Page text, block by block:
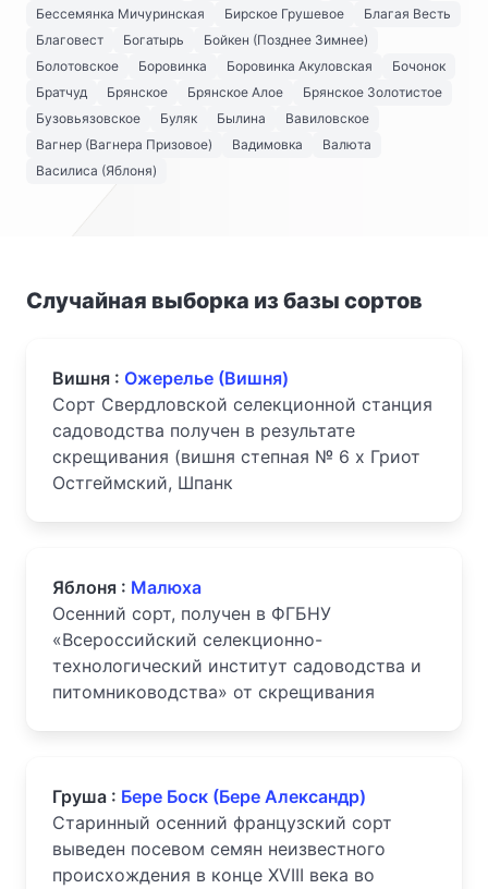
Бессемянка Мичуринская
Бирское Грушевое
Благая Весть
Благовест
Богатырь
Бойкен (Позднее Зимнее)
Болотовское
Боровинка Боровинка Акуловская
Бочонок
Братчуд
Брянское Брянское Алое
Брянское Золотистое
Бузовьязовское
Буляк Былина
Вавиловское
Вагнер (Вагнера Призовое)
Вадимовка
Валюта
Василиса (Яблоня)
Случайная выборка из базы сортов
Вишня : Ожерелье (Вишня)
Сорт Свердловской селекционной станция
садоводства получен в результате
скрещивания (вишня степная № 6 х Гриот
Остгеймский, Шпанк
Яблоня : Малюха
Осенний сорт, получен в ФГБНУ
«Всероссийский селекционно-
технологический институт садоводства и
питомниководства» от скрещивания
Груша : Бере Боск (Бере Александр)
Старинный осенний французский сорт
выведен посевом семян неизвестного
происхождения в конце XVIII века во